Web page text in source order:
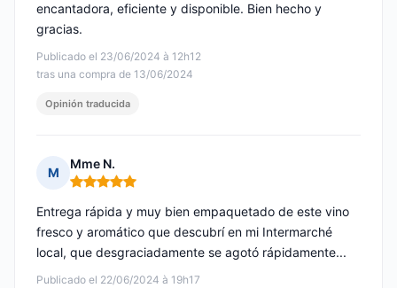
Publicado el 23/06/2024 à 12h12
tras una compra de 13/06/2024
encantadora, eficiente y disponible. Bien hecho y
gracias.
Opinión traducida
M
Mme N.
Nota: 5 de 5
Publicado el 22/06/2024 à 19h17
Entrega rápida y muy bien empaquetado de este vino
fresco y aromático que descubrí en mi Intermarché
local, que desgraciadamente se agotó rápidamente...